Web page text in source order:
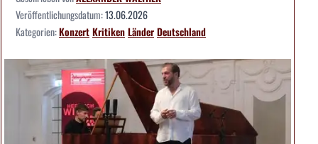
Veröffentlichungsdatum:13.06.2026
Kategorien:KonzertKritikenLänderDeutschland